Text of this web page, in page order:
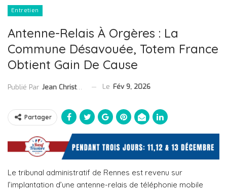
Entretien
Antenne-Relais À Orgères : La
Commune Désavouée, Totem France
Obtient Gain De Cause
Publié Par Jean Christophe Collet Le Fév 9, 2026
Partager
Le tribunal administratif de Rennes est revenu sur
l’implantation d’une antenne-relais de téléphonie mobile